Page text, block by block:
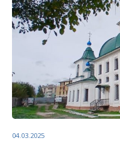
04.03.2025